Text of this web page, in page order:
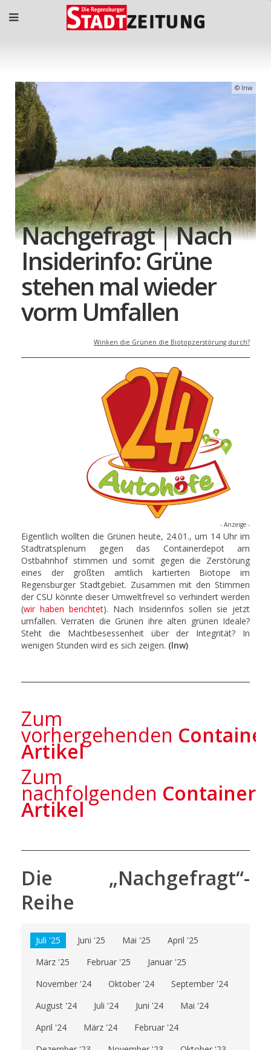
lnw
Nachgefragt | Nach
Insiderinfo: Grüne
stehen mal wieder
vorm Umfallen
Winken die Grünen die Biotopzerstörung durch?
- Anzeige -
Eigentlich wollten die Grünen heute, 24.01., um 14 Uhr im
Stadtratsplenum gegen das Containerdepot am
Ostbahnhof stimmen und somit gegen die Zerstörung
eines der größten amtlich kartierten Biotope im
Regensburger Stadtgebiet. Zusammen mit den Stimmen
der CSU könnte dieser Umweltfrevel so verhindert werden
(wir haben berichtet). Nach Insiderinfos sollen sie jetzt
umfallen. Verraten die Grünen ihre alten grünen Ideale?
Steht die Machtbesessenheit über der Integrität? In
wenigen Stunden wird es sich zeigen. (lnw)
Zum
vorhergehenden
Artikel
Zum
nachfolgenden
Artikel
Die „Nachgefragt“-
Reihe
Juli '25 Juni '25 Mai '25
April '25
März '25
Februar '25
Januar '25
November '24
Oktober '24
September '24
August '24
Juli '24 Juni '24
Mai '24
April '24
März '24
Februar '24